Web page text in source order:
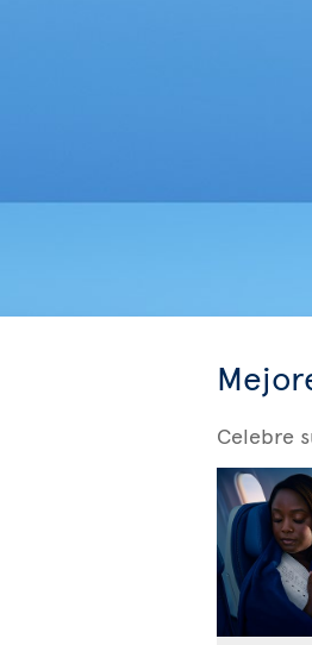
Celebre